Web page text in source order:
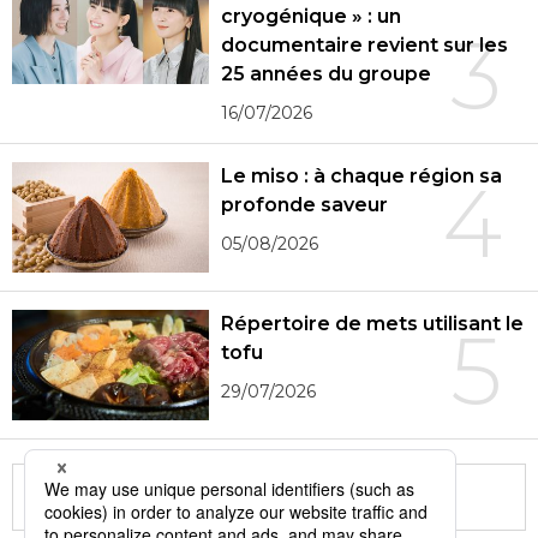
3
cryogénique » : un
documentaire revient sur les
25 années du groupe
16/07/2026
4
Le miso : à chaque région sa
profonde saveur
05/08/2026
5
Répertoire de mets utilisant le
tofu
29/07/2026
More in this series